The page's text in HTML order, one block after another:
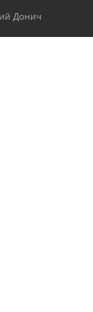
Донич